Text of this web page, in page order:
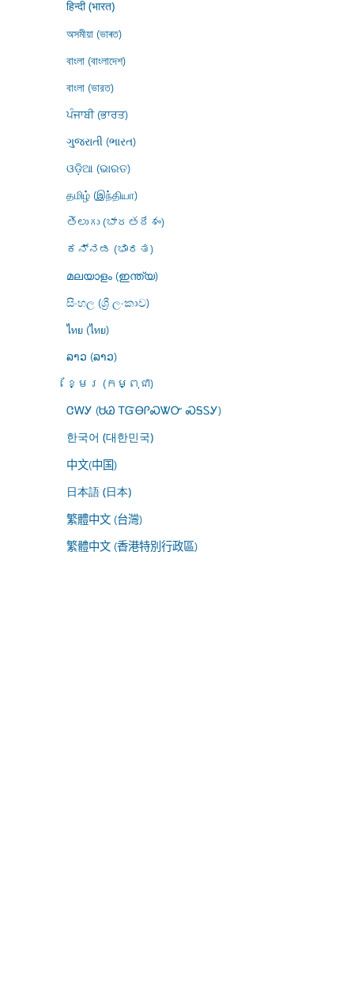
हिन्दी (भारत)
অসমীয়া (ভাৰত)
বাংলা (বাংলাদেশ)
বাংলা (ভারত)
ਪੰਜਾਬੀ (ਭਾਰਤ)
ગુજરાતી (ભારત)
ଓଡ଼ିଆ (ଭାରତ)
தமிழ் (இந்தியா)
తెలుగు (భారతదేశం)
ಕನ್ನಡ (ಭಾರತ)
മലയാളം (ഇന്ത്യ)
සිංහල (ශ්‍රී ලංකාව)
ไทย (ไทย)
ລາວ (ລາວ)
ខ្មែរ (កម្ពុជា)
ᏣᎳᎩ (ᏌᏊ ᎢᏳᎾᎵᏍᏔᏅ ᏍᎦᏚᎩ)
한국어 (대한민국)
中文(中国)
日本語 (日本)
繁體中文 (台灣)
繁體中文 (香港特別行政區)